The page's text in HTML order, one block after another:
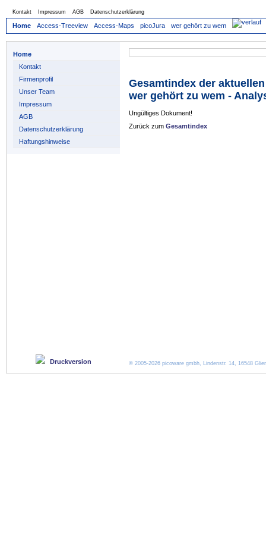
Kontakt Impressum AGB Datenschutzerklärung
Home Access-Treeview Access-Maps picoJura wer gehört zu wem
Home
Kontakt
Firmenprofil
Unser Team
Impressum
AGB
Datenschutzerklärung
Haftungshinweise
Gesamtindex der aktuellen
wer gehört zu wem -
Ungültiges Dokument!
Zurück zum Gesamtindex
Druckversion © 2005-2026 picoware gmbh, Lindenstr. 14, 16548